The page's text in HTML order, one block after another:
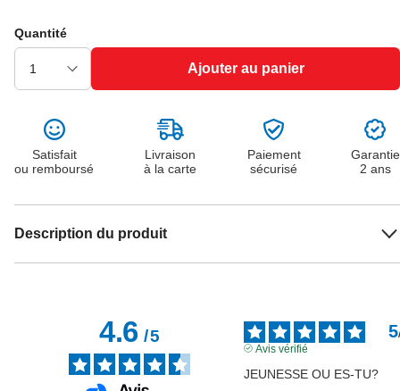
Quantité
Ajouter au panier
Satisfait
ou remboursé
Livraison
à la carte
Paiement
sécurisé
Garantie
2 ans
Description du produit
4.6/5 5
Avis vérifié
JEUNESSE OU ES-TU?